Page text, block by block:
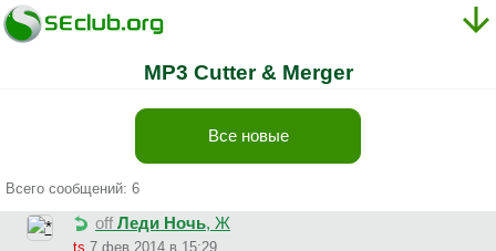
MP3 Cutter & Merger
Все новые
Всего сообщений: 6
off Леди Ночь, Ж
ts 7 фев 2014 в 15:29